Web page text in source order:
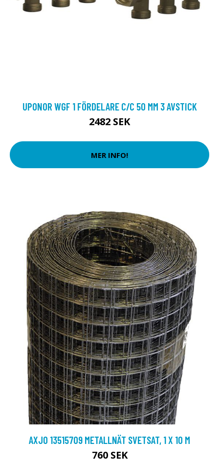
UPONOR WGF 1 FÖRDELARE C/C 50 MM 3 AVSTICK
2482 SEK
MER INFO!
AXJO 13515709 METALLNÄT SVETSAT, 1 X 10 M
760 SEK